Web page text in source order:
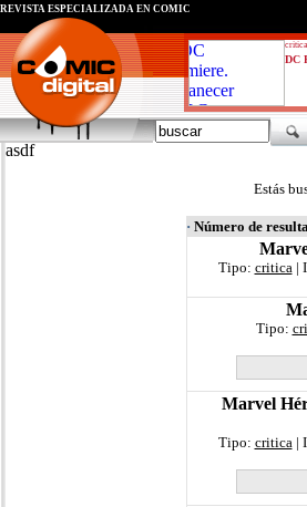
critica
DC
REVISTA ESPECIALIZADA EN CÓMIC
asdf
Estás
· Número de
Tipo: critica|
Tipo:
Marvel
Tipo: critica|